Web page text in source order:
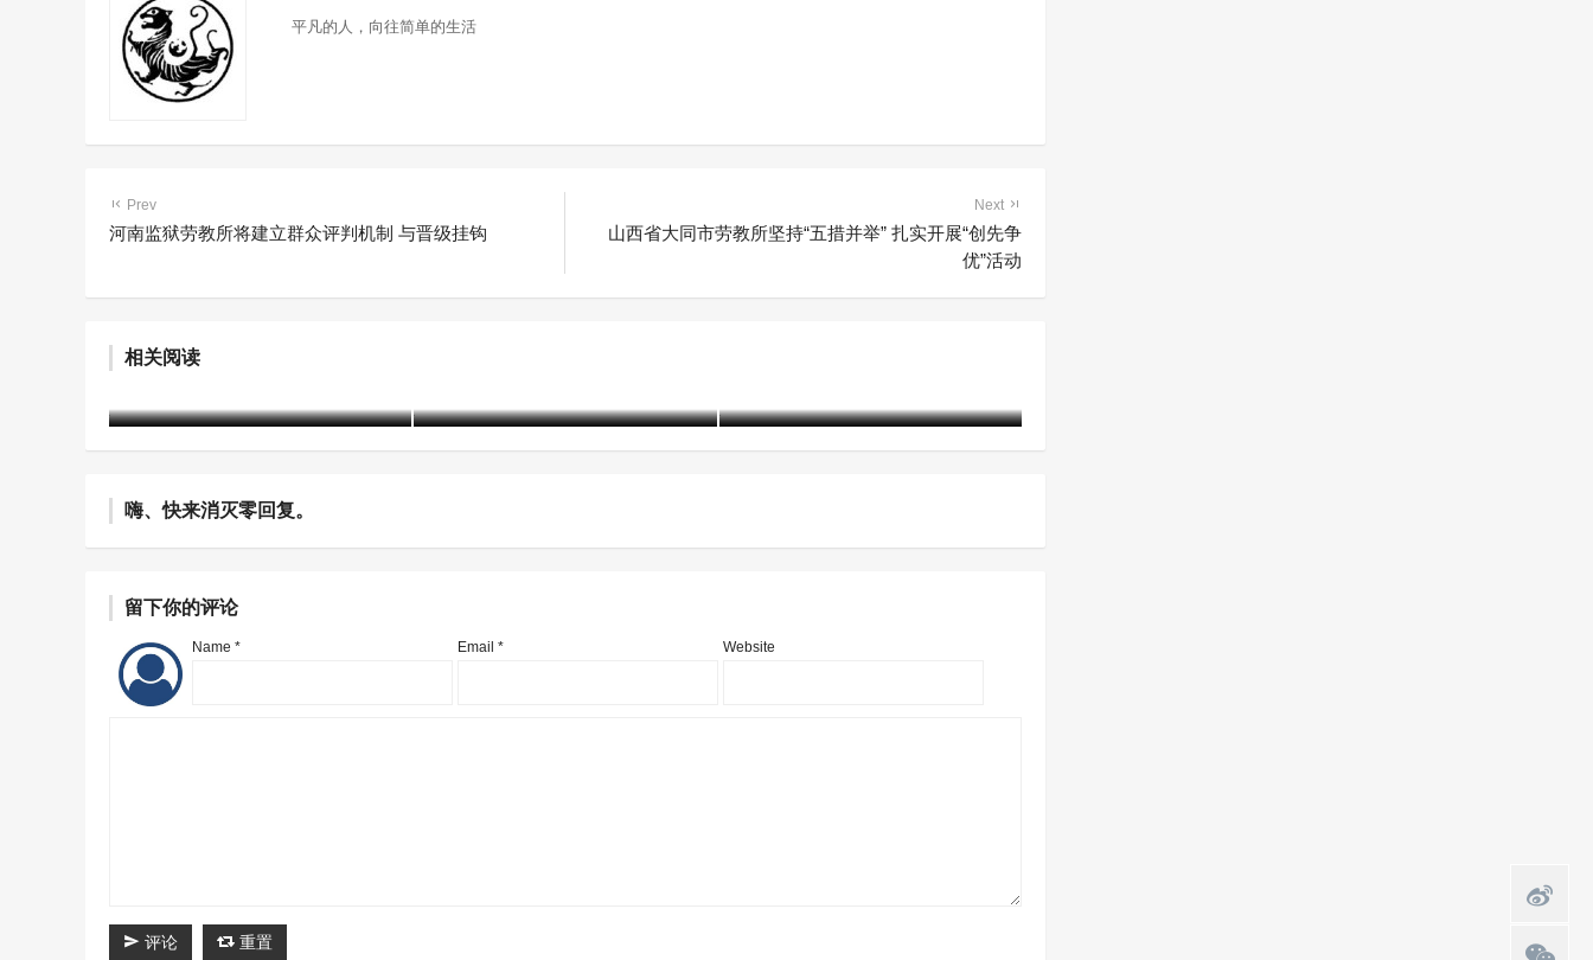
平凡的人，向往简单的生活
Prev
河南监狱劳教所将建立群众评判机制 与晋级挂钩
Next
山西省大同市劳教所坚持“五措并举” 扎实开展“创先争
优”活动
相关阅读
传工作侧记
“听、说、观、写、考”——戒
嗨、快来消灭零回复。
留下你的评论
Name * Email * Website
评论 重置